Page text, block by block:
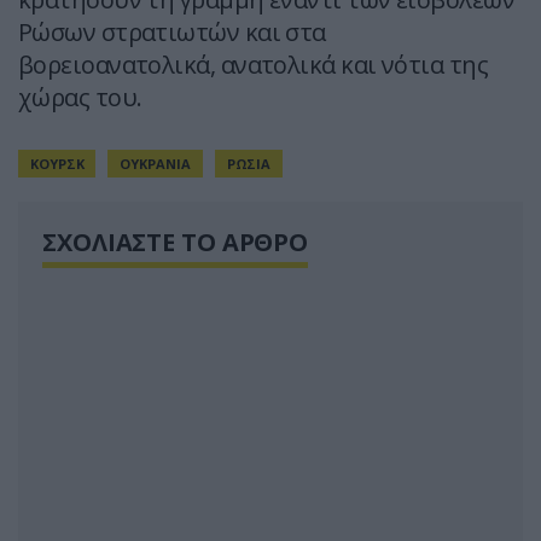
Ρώσων στρατιωτών και στα
βορειοανατολικά, ανατολικά και νότια της
χώρας του.
ΚΟΥΡΣΚ ΟΥΚΡΑΝΙΑ ΡΩΣΙΑ
ΣΧΟΛΙΑΣΤΕ ΤΟ ΑΡΘΡΟ